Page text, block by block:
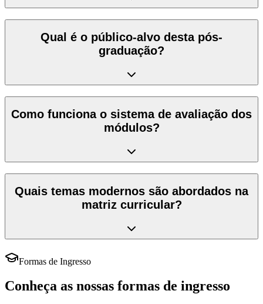
Qual é o público-alvo desta pós-
graduação?
Como funciona o sistema de avaliação dos
módulos?
Quais temas modernos são abordados na
matriz curricular?
Formas de Ingresso
Conheça as nossas formas de ingresso